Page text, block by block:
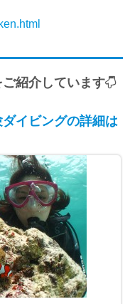
紹介しています
イビングの詳細は